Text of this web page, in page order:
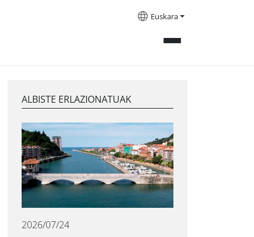
Euskara
ALBISTE ERLAZIONATUAK
2026/07/24